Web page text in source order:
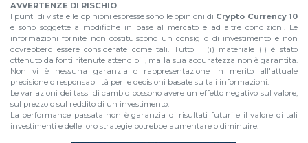
AVVERTENZE DI RISCHIO
I punti di vista e le opinioni espresse sono le opinioni di Crypto Currency 10
e sono soggette a modifiche in base al mercato e ad altre condizioni. Le
informazioni fornite non costituiscono un consiglio di investimento e non
dovrebbero essere considerate come tali. Tutto il (i) materiale (i) è stato
ottenuto da fonti ritenute attendibili, ma la sua accuratezza non è garantita.
Non vi è nessuna garanzia o rappresentazione in merito all'attuale
precisione o responsabilità per le decisioni basate su tali informazioni.
Le variazioni dei tassi di cambio possono avere un effetto negativo sul valore,
sul prezzo o sul reddito di un investimento.
La performance passata non è garanzia di risultati futuri e il valore di tali
investimenti e delle loro strategie potrebbe aumentare o diminuire.